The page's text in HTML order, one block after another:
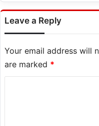
Leave a Reply
Your email address will
are marked *